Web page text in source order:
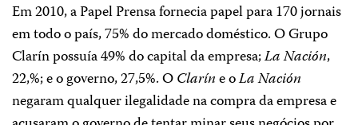
Em 2010, a Papel Prensa fornecia papel para 170 jornais
em todo o país, 75% do mercado doméstico. O Grupo
Clarín possuía 49% do capital da empresa;La Nación,
22,%; e o governo, 27,5%. OClaríne oLa Nación
negaram qualquer ilegalidade na compra da empresa e